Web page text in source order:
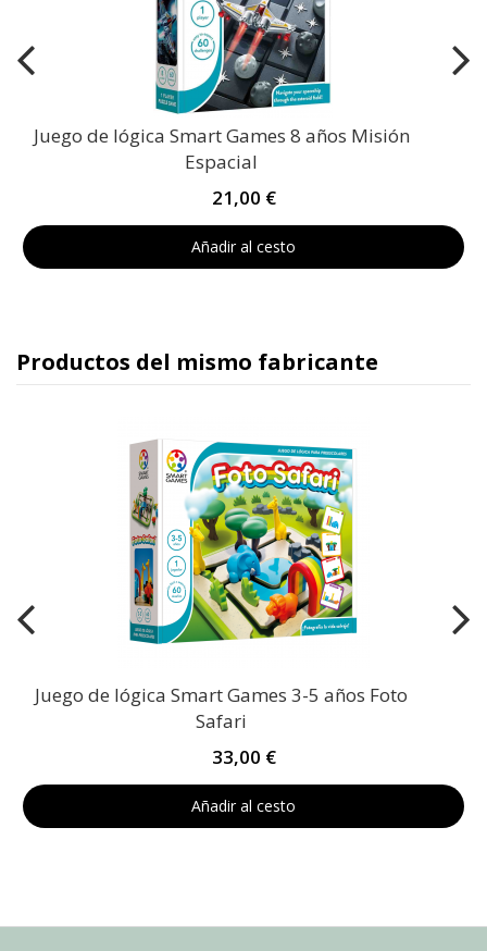
Juego de lógica Smart Games 8 años Misión
Espacial
21,00 €
Añadir al cesto
Productos del mismo fabricante
Juego de lógica Smart Games 3-5 años Foto
Safari
33,00 €
Añadir al cesto